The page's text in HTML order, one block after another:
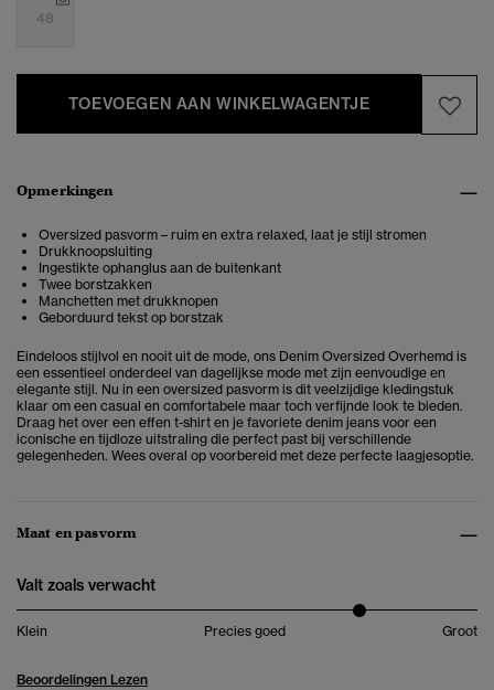
48
TOEVOEGEN AAN WINKELWAGENTJE
Opmerkingen
Oversized pasvorm – ruim en extra relaxed, laat je stijl stromen
Drukknoopsluiting
Ingestikte ophanglus aan de buitenkant
Twee borstzakken
Manchetten met drukknopen
Geborduurd tekst op borstzak
Eindeloos stijlvol en nooit uit de mode, ons Denim Oversized Overhemd is
een essentieel onderdeel van dagelijkse mode met zijn eenvoudige en
elegante stijl. Nu in een oversized pasvorm is dit veelzijdige kledingstuk
klaar om een casual en comfortabele maar toch verfijnde look te bieden.
Draag het over een effen t-shirt en je favoriete denim jeans voor een
iconische en tijdloze uitstraling die perfect past bij verschillende
gelegenheden. Wees overal op voorbereid met deze perfecte laagjesoptie.
Maat en pasvorm
Valt zoals verwacht
Klein Precies goed Groot
Beoordelingen Lezen